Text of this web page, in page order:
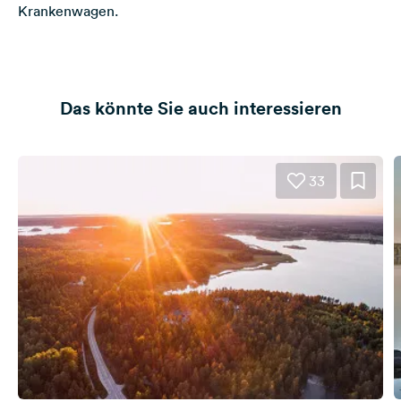
Krankenwagen.
Das könnte Sie auch interessieren
33